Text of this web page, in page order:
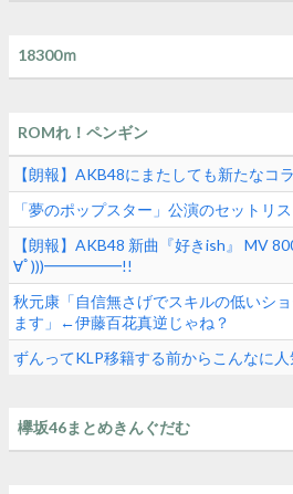
18300ｍ
ROMれ！ペンギン
【朗報】AKB48にまたしても新たなコ
「夢のポップスター」公演のセットリ
【朗報】AKB48 新曲『好きish』 MV
∀ﾟ)))━━━━━!!
秋元康「自信無さげでスキルの低いシ
ます」←伊藤百花真逆じゃね？
ずんってKLP移籍する前からこんなに人
欅坂46まとめきんぐだむ